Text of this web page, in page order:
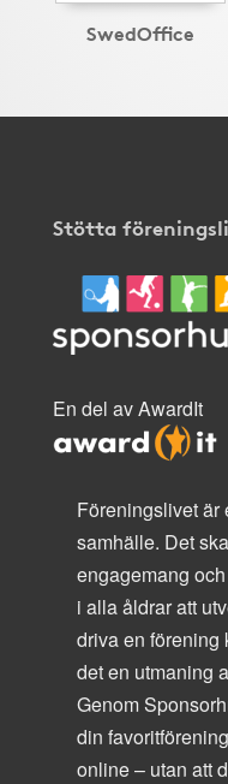
SwedOffice
Stötta
En del av AwardIt
Föreningslivet är
samhälle. Det
engagemang
i alla åldrar att
driva en förening
det en utmaning
Genom
din
online – utan att